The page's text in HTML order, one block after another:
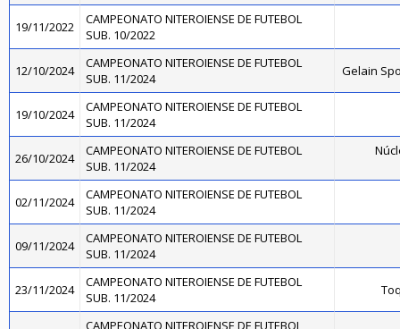
19/11/2022
CAMPEONATO NITEROIENSE DE FUTEBOL
SUB. 10/2022
12/10/2024
CAMPEONATO NITEROIENSE DE FUTEBOL
SUB. 11/2024
Gelain
19/10/2024
CAMPEONATO NITEROIENSE DE FUTEBOL
SUB. 11/2024
26/10/2024
CAMPEONATO NITEROIENSE DE FUTEBOL
SUB. 11/2024
02/11/2024
CAMPEONATO NITEROIENSE DE FUTEBOL
SUB. 11/2024
09/11/2024
CAMPEONATO NITEROIENSE DE FUTEBOL
SUB. 11/2024
23/11/2024
CAMPEONATO NITEROIENSE DE FUTEBOL
SUB. 11/2024
CAMPEONATO NITEROIENSE DE FUTEBOL